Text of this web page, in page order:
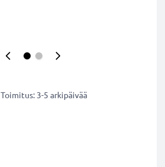
Toimitus: 3-5 arkipäivää